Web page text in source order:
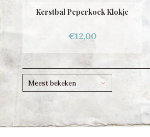
Kerstbal Peperkoek Klokje
€12,00
Meest bekeken